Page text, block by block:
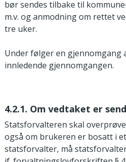
bør sendes tilbake til
m.v. og anmodning om rettet
tre uker.
Under følger en gjennomgang
innledende gjennomgangen.
4.2.1. Om vedtaket er
Statsforvalteren skal
også om brukeren er bosatt i
statsforvalter, må